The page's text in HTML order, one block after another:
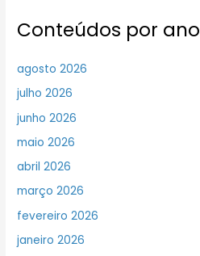
Conteúdos por ano
agosto 2026
julho 2026
junho 2026
maio 2026
abril 2026
março 2026
fevereiro 2026
janeiro 2026